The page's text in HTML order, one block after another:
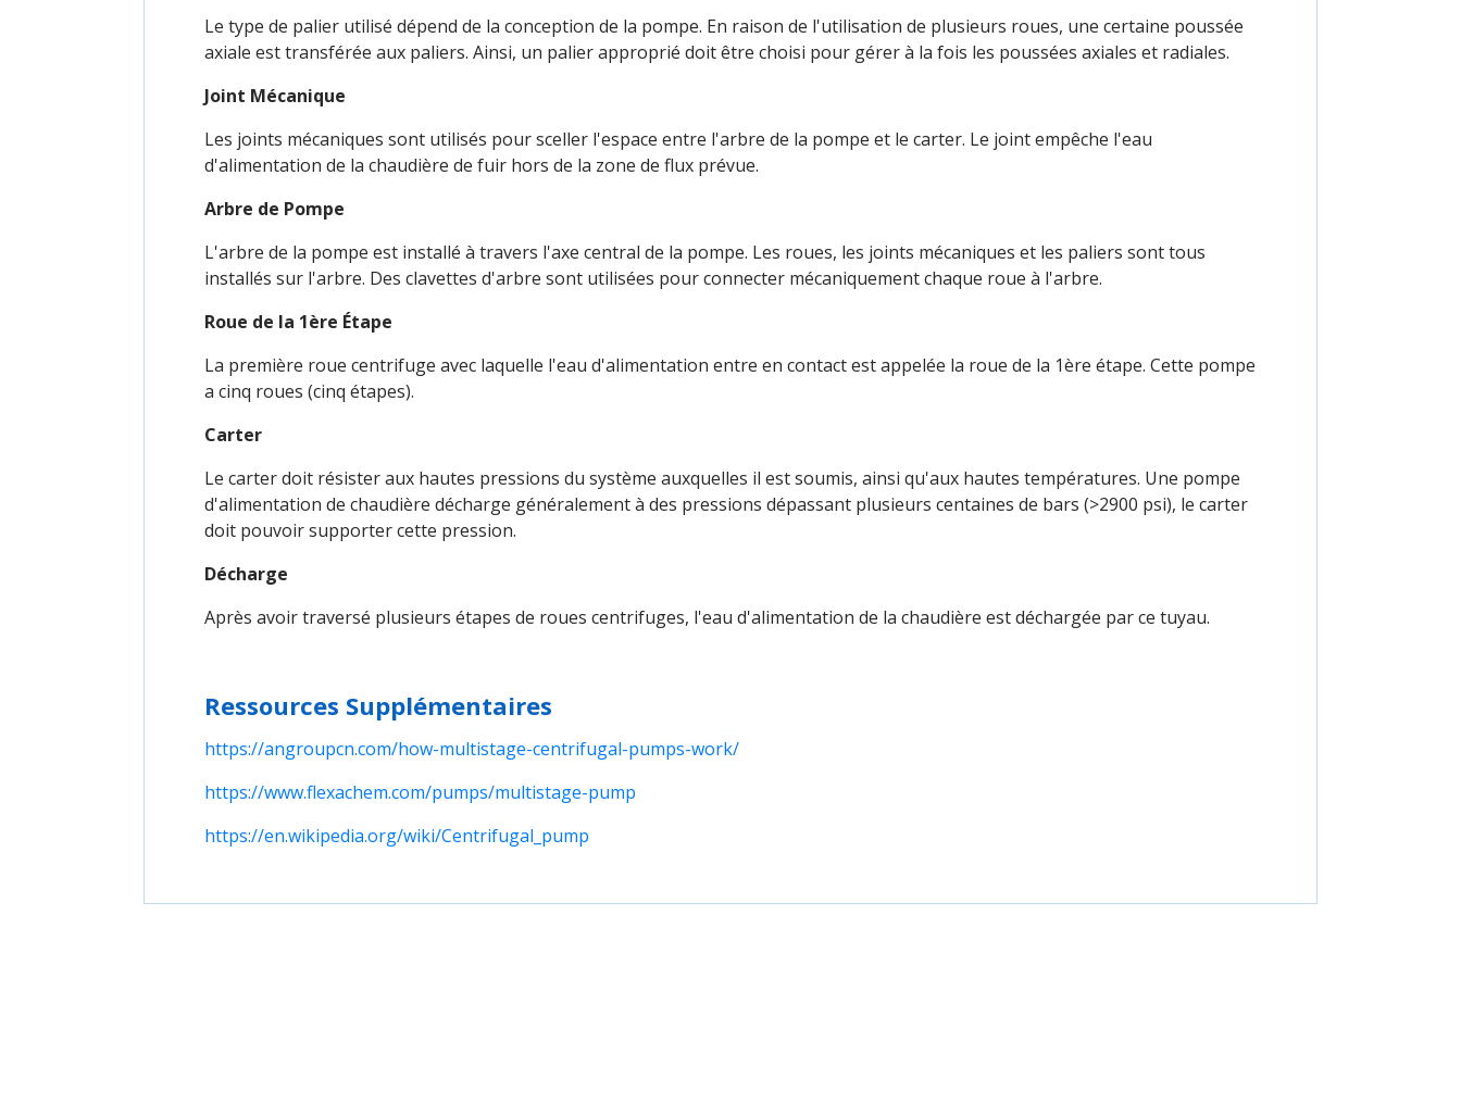
Le type de palier utilisé dépend de la conception de la pompe. En raison de l'utilisation de plusieurs roues, une certaine poussée
axiale est transférée aux paliers. Ainsi, un palier approprié doit être choisi pour gérer à la fois les poussées axiales et radiales.
Joint Mécanique
Les joints mécaniques sont utilisés pour sceller l'espace entre l'arbre de la pompe et le carter. Le joint empêche l'eau
d'alimentation de la chaudière de fuir hors de la zone de flux prévue.
Arbre de Pompe
L'arbre de la pompe est installé à travers l'axe central de la pompe. Les roues, les joints mécaniques et les paliers sont tous
installés sur l'arbre. Des clavettes d'arbre sont utilisées pour connecter mécaniquement chaque roue à l'arbre.
Roue de la 1ère Étape
La première roue centrifuge avec laquelle l'eau d'alimentation entre en contact est appelée la roue de la 1ère étape. Cette pompe
a cinq roues (cinq étapes).
Carter
Le carter doit résister aux hautes pressions du système auxquelles il est soumis, ainsi qu'aux hautes températures. Une pompe
d'alimentation de chaudière décharge généralement à des pressions dépassant plusieurs centaines de bars (>2900 psi), le carter
doit pouvoir supporter cette pression.
Décharge
Après avoir traversé plusieurs étapes de roues centrifuges, l'eau d'alimentation de la chaudière est déchargée par ce tuyau.
Ressources Supplémentaires
https://angroupcn.com/how-multistage-centrifugal-pumps-work/
https://www.flexachem.com/pumps/multistage-pump
https://en.wikipedia.org/wiki/Centrifugal_pump